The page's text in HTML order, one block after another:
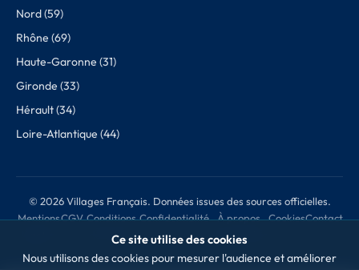
Nord (59)
Rhône (69)
Haute-Garonne (31)
Gironde (33)
Hérault (34)
Loire-Atlantique (44)
© 2026 Villages Français. Données issues des sources officielles.
MentionsCGV Conditions
de retour
Confidentialité
À propos
des données
CookiesContact
Ce site utilise des cookies
Nous utilisons des cookies pour mesurer l'audience et améliorer